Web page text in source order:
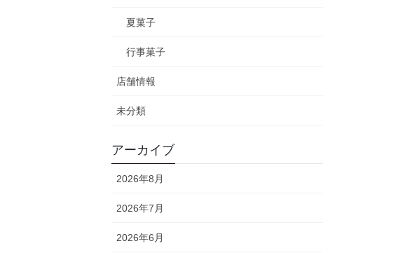
夏菓子
行事菓子
店舗情報
未分類
アーカイブ
2026年8月
2026年7月
2026年6月